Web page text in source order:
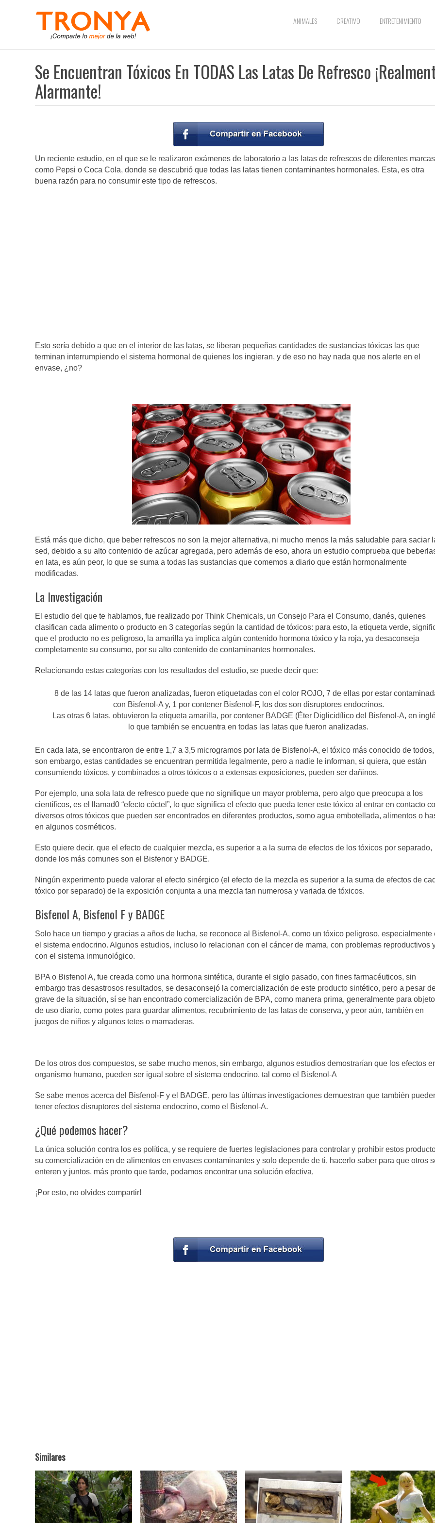
ANIMALES CREATIVO ENTRETENIMIENTO
Se Encuentran Tóxicos En TODAS Las Latas De Refresco
Alarmante!
Un reciente estudio, en el que se le realizaron exámenes de laboratorio a las latas de refrescos de diferentes marcas
como Pepsi o Coca Cola, donde se descubrió que todas las latas tienen contaminantes hormonales. Esta, es otra
buena razón para no consumir este tipo de refrescos.
Esto sería debido a que en el interior de las latas, se liberan pequeñas cantidades de sustancias tóxicas las que
terminan interrumpiendo el sistema hormonal de quienes los ingieran, y de eso no hay nada que nos alerte en el
envase, ¿no?
Está más que dicho, que beber refrescos no son la mejor alternativa, ni mucho menos la más saludable para saciar
sed, debido a su alto contenido de azúcar agregada, pero además de eso, ahora un estudio comprueba que
en lata, es aún peor, lo que se suma a todas las sustancias que comemos a diario que están hormonalmente
modificadas.
La Investigación
El estudio del que te hablamos, fue realizado por Think Chemicals, un Consejo Para el Consumo, danés, quienes
clasifican cada alimento o producto en 3 categorías según la cantidad de tóxicos: para esto, la etiqueta verde,
que el producto no es peligroso, la amarilla ya implica algún contenido hormona tóxico y la roja, ya desaconseja
completamente su consumo, por su alto contenido de contaminantes hormonales.
Relacionando estas categorías con los resultados del estudio, se puede decir que:
8 de las 14 latas que fueron analizadas, fueron etiquetadas con el color ROJO, 7 de ellas por estar
con Bisfenol-A y, 1 por contener Bisfenol-F, los dos son disruptores endocrinos.
Las otras 6 latas, obtuvieron la etiqueta amarilla, por contener BADGE (Éter Diglicidílico del Bisfenol-A, en
lo que también se encuentra en todas las latas que fueron analizadas.
En cada lata, se encontraron de entre 1,7 a 3,5 microgramos por lata de Bisfenol-A, el tóxico más conocido de todos,
son embargo, estas cantidades se encuentran permitida legalmente, pero a nadie le informan, si quiera, que están
consumiendo tóxicos, y combinados a otros tóxicos o a extensas exposiciones, pueden ser dañinos.
Por ejemplo, una sola lata de refresco puede que no signifique un mayor problema, pero algo que preocupa a los
científicos, es el llamad0 “efecto cóctel”, lo que significa el efecto que pueda tener este tóxico al entrar en contacto
diversos otros tóxicos que pueden ser encontrados en diferentes productos, somo agua embotellada, alimentos o
en algunos cosméticos.
Esto quiere decir, que el efecto de cualquier mezcla, es superior a a la suma de efectos de los tóxicos por separado,
donde los más comunes son el Bisfenor y BADGE.
Ningún experimento puede valorar el efecto sinérgico (el efecto de la mezcla es superior a la suma de efectos de
tóxico por separado) de la exposición conjunta a una mezcla tan numerosa y variada de tóxicos.
Bisfenol A, Bisfenol F y BADGE
Solo hace un tiempo y gracias a años de lucha, se reconoce al Bisfenol-A, como un tóxico peligroso, especialmente
el sistema endocrino. Algunos estudios, incluso lo relacionan con el cáncer de mama, con problemas reproductivos
con el sistema inmunológico.
BPA o Bisfenol A, fue creada como una hormona sintética, durante el siglo pasado, con fines farmacéuticos, sin
embargo tras desastrosos resultados, se desaconsejó la comercialización de este producto sintético, pero a pesar
grave de la situación, sí se han encontrado comercialización de BPA, como manera prima, generalmente para
de uso diario, como potes para guardar alimentos, recubrimiento de las latas de conserva, y peor aún, también en
juegos de niños y algunos tetes o mamaderas.
De los otros dos compuestos, se sabe mucho menos, sin embargo, algunos estudios demostrarían que los efectos
organismo humano, pueden ser igual sobre el sistema endocrino, tal como el Bisfenol-A
Se sabe menos acerca del Bisfenol-F y el BADGE, pero las últimas investigaciones demuestran que también
tener efectos disruptores del sistema endocrino, como el Bisfenol-A.
¿Qué podemos hacer?
La única solución contra los es política, y se requiere de fuertes legislaciones para controlar y prohibir estos
su comercialización en de alimentos en envases contaminantes y solo depende de ti, hacerlo saber para que otros
enteren y juntos, más pronto que tarde, podamos encontrar una solución efectiva,
¡Por esto, no olvides compartir!
Similares